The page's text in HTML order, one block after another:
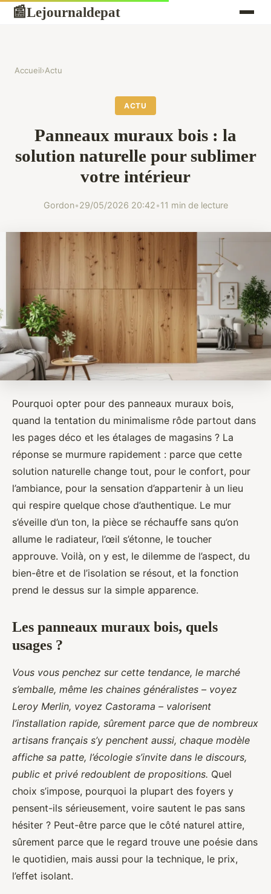
📰Lejournaldepat
Accueil›Actu
ACTU
Panneaux muraux bois : la
solution naturelle pour sublimer
votre intérieur
Gordon•29/05/2026 20:42•11 min de lecture
Pourquoi opter pour des panneaux muraux bois,
quand la tentation du minimalisme rôde partout dans
les pages déco et les étalages de magasins ? La
réponse se murmure rapidement : parce que cette
solution naturelle change tout, pour le confort, pour
l’ambiance, pour la sensation d’appartenir à un lieu
qui respire quelque chose d’authentique. Le mur
s’éveille d’un ton, la pièce se réchauffe sans qu’on
allume le radiateur, l’œil s’étonne, le toucher
approuve. Voilà, on y est, le dilemme de l’aspect, du
bien-être et de l’isolation se résout, et la fonction
prend le dessus sur la simple apparence.
Les panneaux muraux bois, quels
usages ?
Vous vous penchez sur cette tendance, le marché
s’emballe, même les chaines généralistes – voyez
Leroy Merlin, voyez Castorama – valorisent
l’installation rapide, sûrement parce que de nombreux
artisans français s’y penchent aussi, chaque modèle
affiche sa patte, l’écologie s’invite dans le discours,
public et privé redoublent de propositions. Quel
choix s’impose, pourquoi la plupart des foyers y
pensent-ils sérieusement, voire sautent le pas sans
hésiter ? Peut-être parce que le côté naturel attire,
sûrement parce que le regard trouve une poésie dans
le quotidien, mais aussi pour la technique, le prix,
l’effet isolant.